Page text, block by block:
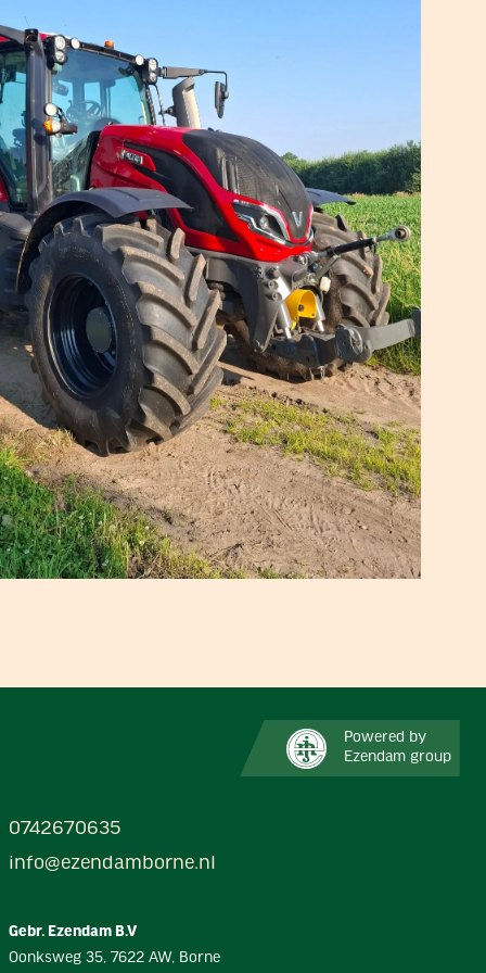
0742670635
info@ezendamborne.nl
Gebr. Ezendam B.V
Oonksweg 35, 7622 AW, Borne
Powered by
Ezendam group